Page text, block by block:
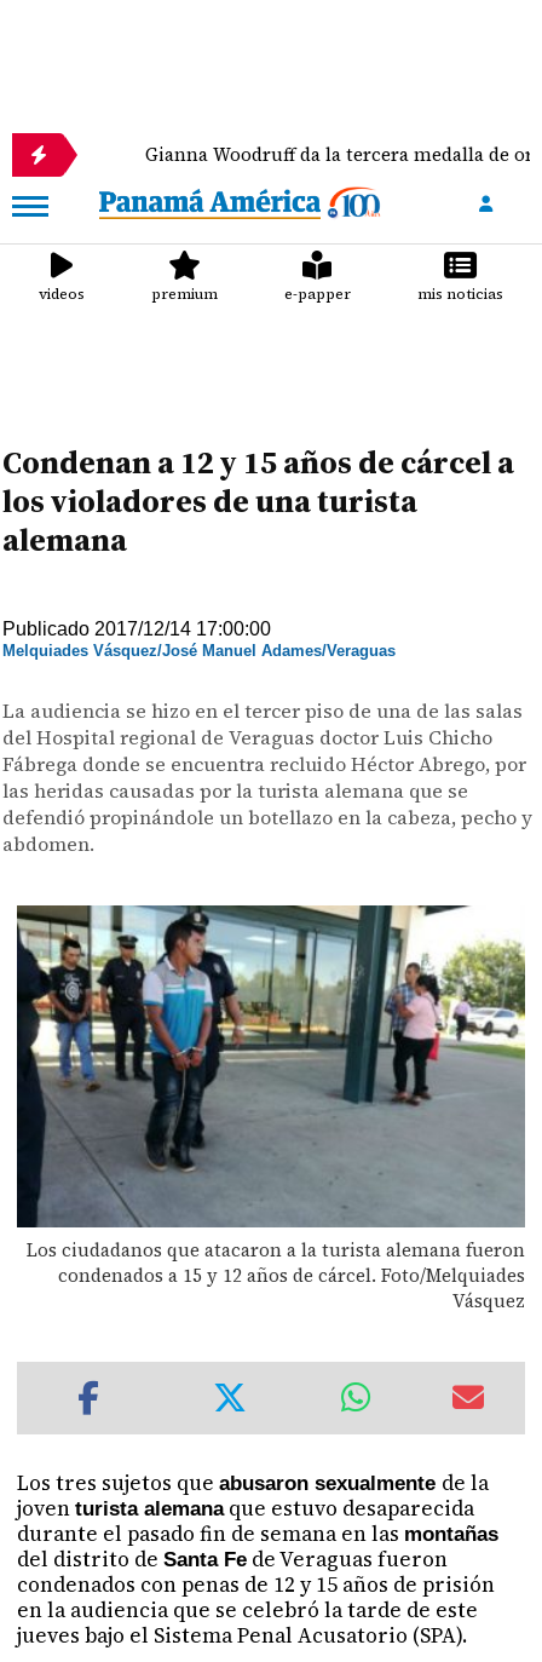
Gianna Woodruff da la tercera medalla de oro a Panamá
videos premium e-papper mis noticias
Condenan a 12 y 15 años de cárcel a
los violadores de una turista
alemana
Publicado 2017/12/14 17:00:00
Melquiades Vásquez/José Manuel Adames/Veraguas
La audiencia se hizo en el tercer piso de una de las salas
del Hospital regional de Veraguas doctor Luis Chicho
Fábrega donde se encuentra recluido Héctor Abrego, por
las heridas causadas por la turista alemana que se
defendió propinándole un botellazo en la cabeza, pecho y
abdomen.
Los ciudadanos que atacaron a la turista alemana fueron
condenados a 15 y 12 años de cárcel. Foto/Melquiades
Vásquez
Los tres sujetos queabusaron sexualmente de la
joventurista alemanaque estuvo desaparecida
durante el pasado fin de semana en las montañas
del distrito deSanta Fe de Veraguas fueron
condenados con penas de 12 y 15 años de prisión
en la audiencia que se celebró la tarde de este
jueves bajo el Sistema Penal Acusatorio (SPA).